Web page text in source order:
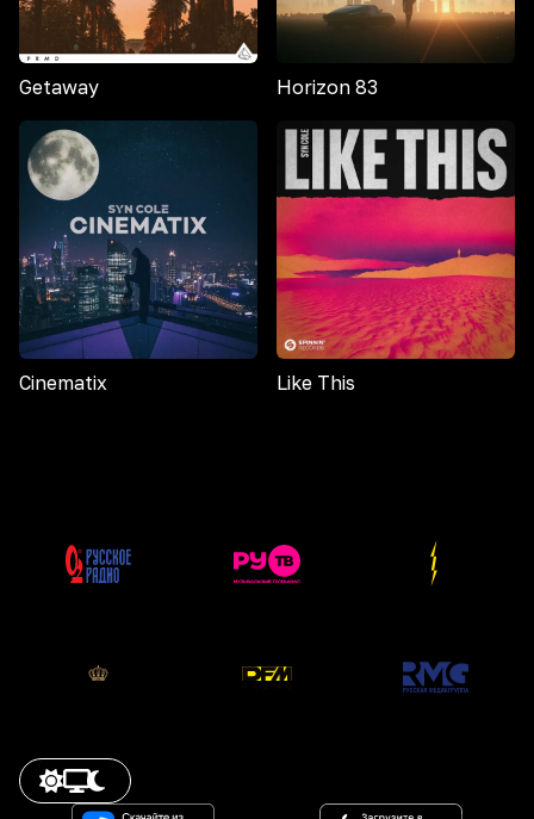
Getaway Horizon 83
Cinematix Like This